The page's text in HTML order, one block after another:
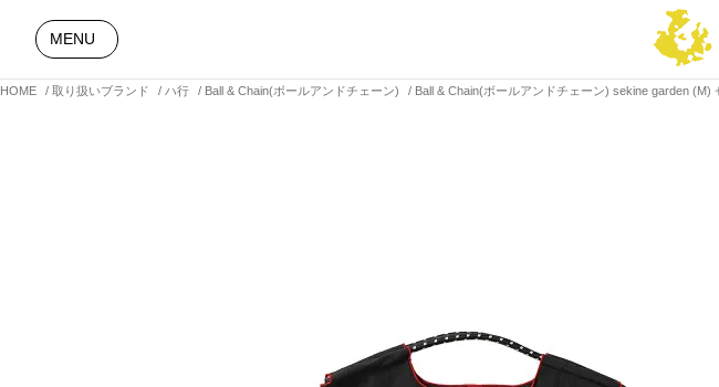
HOME 取り扱いブランド ハ行 Ball & Chain(ボールアンドチェーン) Ball & Chain(ボールアンドチェーン) sekine garden
MENU